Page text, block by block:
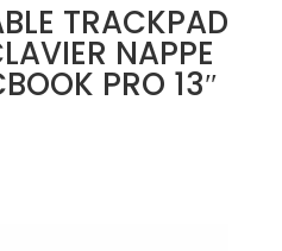
TRACKPAD
NAPPE
PRO 13″